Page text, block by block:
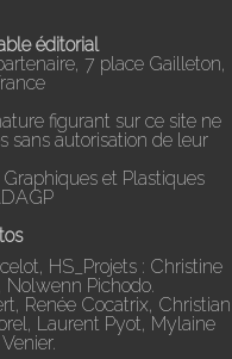
éditorial
7 place Gailleton,
figurant sur ce site ne
sans autorisation de leur
et Plastiques
HS_Projets : Christine
Pichodo.
Renée Cocatrix, Christian
Laurent Pyot, Mylaine